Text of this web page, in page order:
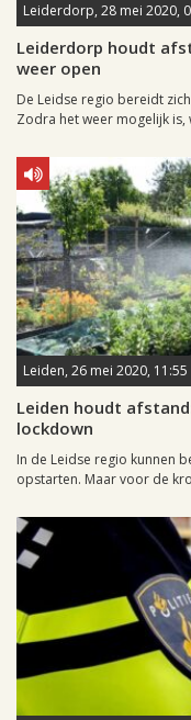
Leiderdorp, 28 mei 2020,
Leiderdorp houdt
weer open
De Leidse regio bereidt
Zodra het weer mogelijk is,
Leiden, 26 mei 2020, 11:55
Leiden houdt
lockdown
In de Leidse regio kunnen
opstarten. Maar voor de